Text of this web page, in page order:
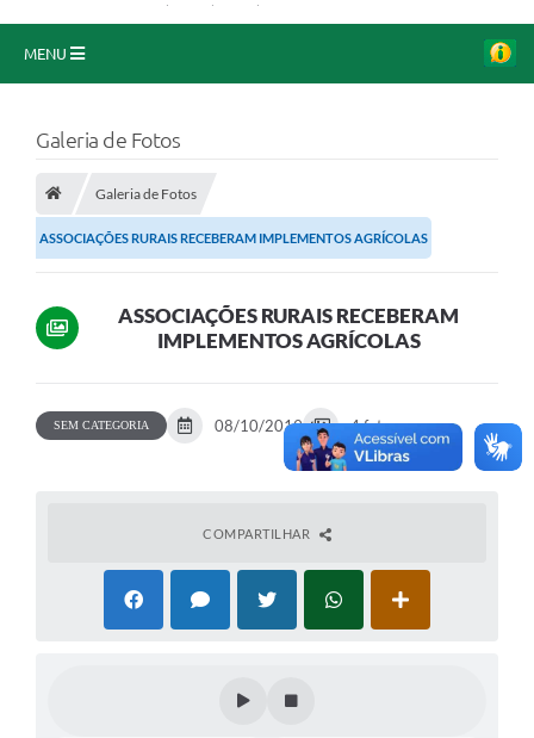
MENU
O Município
A Prefeitura
Portal da Transparência
Mais
Galeria de Fotos
Galeria de Fotos
ASSOCIAÇÕES RURAIS RECEBERAM IMPLEMENTOS AGRÍCOLAS
ASSOCIAÇÕES RURAIS RECEBERAM
IMPLEMENTOS AGRÍCOLAS
SEM CATEGORIA 08/10/2019 4 fotos
COMPARTILHAR